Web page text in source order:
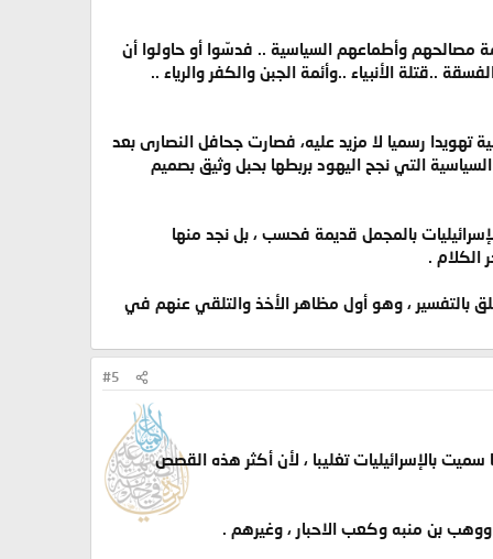
مصالحهم وأطماعهم السياسية .. فدسّوا أو حاولوا أن
..قتلة الأنبياء ..وأئمة الجبن والكفر والرياء ..
رسميا لا مزيد عليه، فصارت جحافل النصارى بعد
التي نجح اليهود بربطها بحبل وثيق بصميم
بالمجمل قديمة فحسب ، بل نجد منها
الكلام .
بالتفسير ، وهو أول مظاهر الأخذ والتلقي عنهم في
#5
بالإسرائيليات تغليبا ، لأن أكثر هذه القصص
بن منبه وكعب الاحبار ، وغيرهم .